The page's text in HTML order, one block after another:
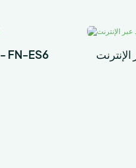
مستشعر متعدد العوامل - FN-ES6